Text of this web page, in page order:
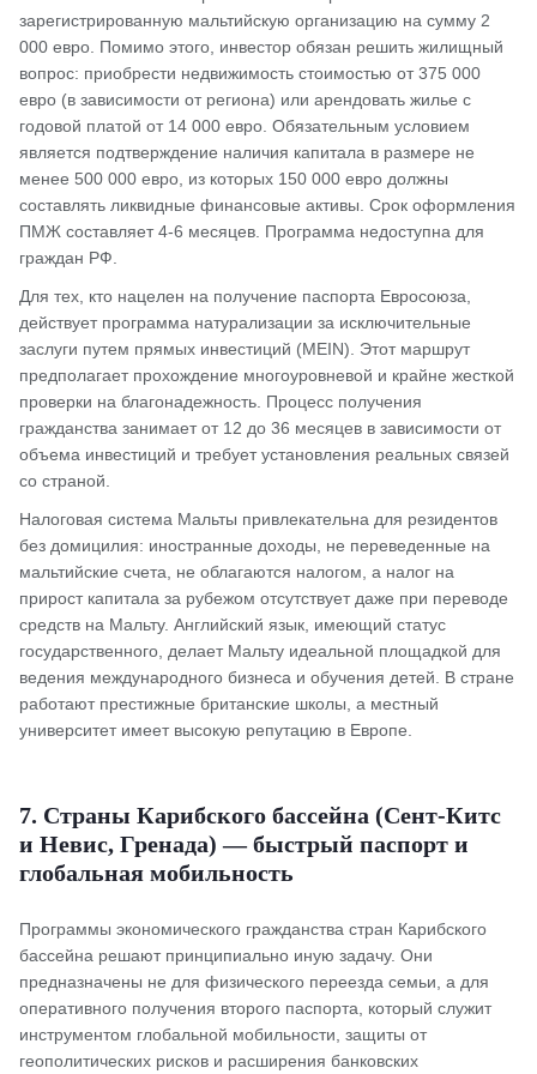
зарегистрированную мальтийскую организацию на сумму 2
000 евро. Помимо этого, инвестор обязан решить жилищный
вопрос: приобрести недвижимость стоимостью от 375 000
евро (в зависимости от региона) или арендовать жилье с
годовой платой от 14 000 евро. Обязательным условием
является подтверждение наличия капитала в размере не
менее 500 000 евро, из которых 150 000 евро должны
составлять ликвидные финансовые активы. Срок оформления
ПМЖ составляет 4-6 месяцев. Программа недоступна для
граждан РФ.
Для тех, кто нацелен на получение паспорта Евросоюза,
действует программа натурализации за исключительные
заслуги путем прямых инвестиций (MEIN). Этот маршрут
предполагает прохождение многоуровневой и крайне жесткой
проверки на благонадежность. Процесс получения
гражданства занимает от 12 до 36 месяцев в зависимости от
объема инвестиций и требует установления реальных связей
со страной.
Налоговая система Мальты привлекательна для резидентов
без домицилия: иностранные доходы, не переведенные на
мальтийские счета, не облагаются налогом, а налог на
прирост капитала за рубежом отсутствует даже при переводе
средств на Мальту. Английский язык, имеющий статус
государственного, делает Мальту идеальной площадкой для
ведения международного бизнеса и обучения детей. В стране
работают престижные британские школы, а местный
университет имеет высокую репутацию в Европе.
7. Страны Карибского бассейна (Сент-Китс
и Невис, Гренада) — быстрый паспорт и
глобальная мобильность
Программы экономического гражданства стран Карибского
бассейна решают принципиально иную задачу. Они
предназначены не для физического переезда семьи, а для
оперативного получения второго паспорта, который служит
инструментом глобальной мобильности, защиты от
геополитических рисков и расширения банковских